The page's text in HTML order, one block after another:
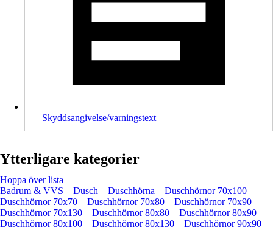
Skyddsangivelse/varningstext
Ytterligare kategorier
Hoppa över lista
Badrum & VVS
Dusch Duschhörna
Duschhörnor 70x100
Duschhörnor 70x70
Duschhörnor 70x80
Duschhörnor 70x90
Duschhörnor 70x130
Duschhörnor 80x80
Duschhörnor 80x90
Duschhörnor 80x100
Duschhörnor 80x130
Duschhörnor 90x90